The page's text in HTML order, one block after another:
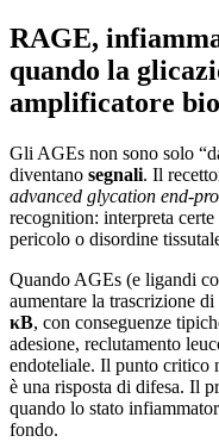
RAGE,
quando la
amplificatore
Gli AGEs non sono solo
diventano segnali. Il
advanced glycation end-
recognition: interpreta
pericolo o disordine
Quando AGEs (e ligandi
aumentare la trascrizione
κB, con conseguenze
adesione, reclutamento
endoteliale. Il punto critico
è una risposta di difesa. Il
quando lo stato
fondo.